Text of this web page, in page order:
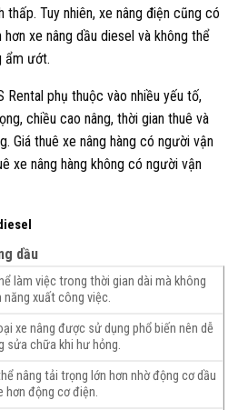
thấp. Tuy nhiên, xe nâng điện cũng có
xe nâng dầu diesel và không thể
ẩm ướt.
Rental phụ thuộc vào nhiều yếu tố,
chiều cao nâng, thời gian thuê và
Giá thuê xe nâng hàng có người vận
xe nâng hàng không có người vận
dầu
làm việc trong thời gian dài mà không
năng xuất công việc.
xe nâng được sử dụng phổ biến nên dễ
sửa chữa khi hư hỏng.
nâng tải trọng lớn hơn nhờ động cơ dầu
hơn động cơ điện.